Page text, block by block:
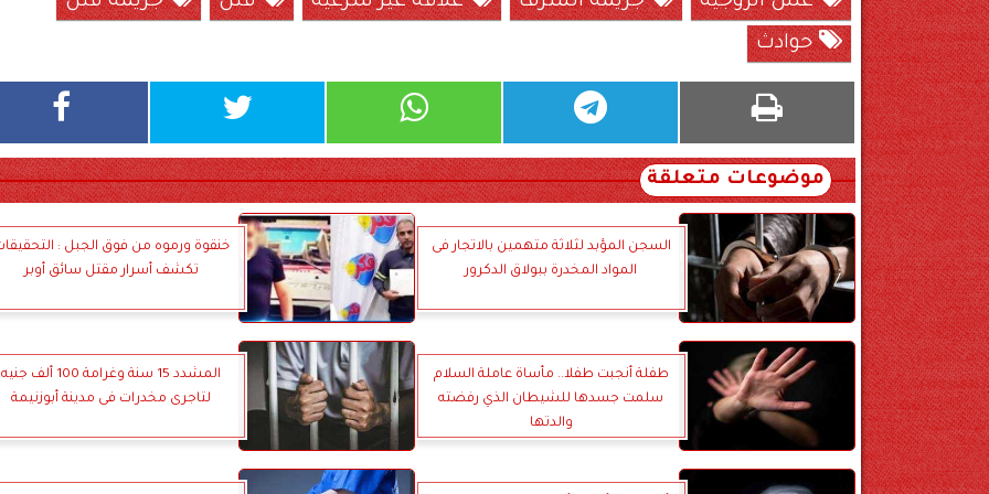
حوادث
موضوعات متعلقة
السجن المؤبد لثلاثة متهمين بالاتجار فى
المواد المخدرة ببولاق الدكرور
خنقوة ورموه من فوق الجبل :
تكشف أسرار مقتل سائق أوبر
طفلة أنجبت طفلا.. مأساة عاملة السلام
سلمت جسدها للشيطان الذي رفضته
والدتها
المشدد 15 سنة وغرامة 100 ألف جنيه
لتاجرى مخدرات فى مدينة أبوزنيمة